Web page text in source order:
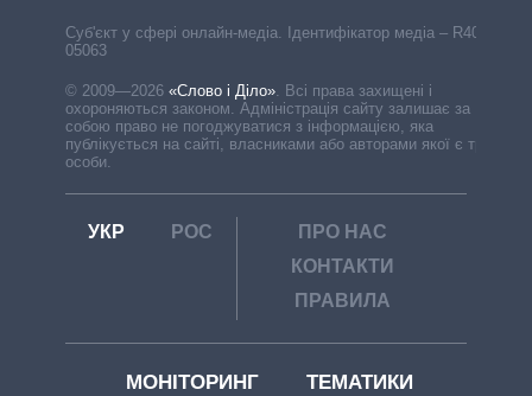
Cуб'єкт у сфері онлайн-медіа. Ідентифікатор медіа – R40-
05063
© 2009—2026 «Слово і Діло» Всі права захищені і
охороняються законом. Адміністрація сайту залишає за
собою право не погоджуватися з інформацією, яка
публікується на сайті, власниками або авторами якої є треті
особи.
УКР РОС
ПРО НАС
КОНТАКТИ
ПРАВИЛА
МОНІТОРИНГ ТЕМАТИКИ